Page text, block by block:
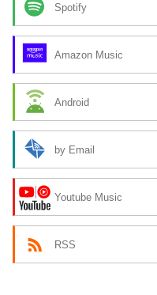
Spotify
Amazon Music
Android
by Email
Youtube Music
RSS